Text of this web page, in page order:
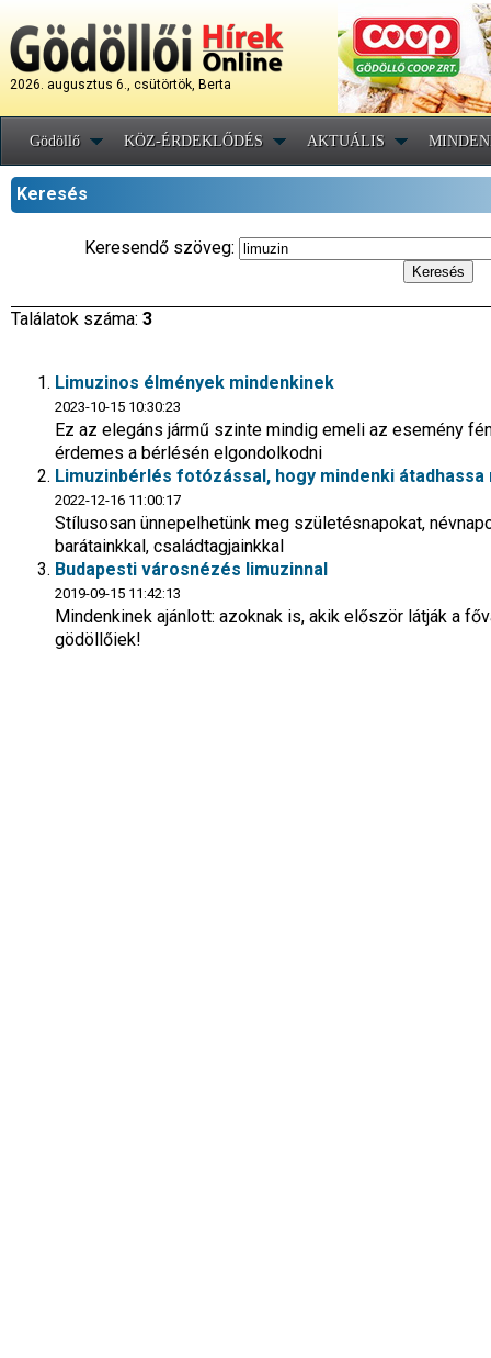
2026. augusztus 6., csütörtök, Berta
Gödöllő KÖZ-ÉRDEKLŐDÉS AKTUÁLIS
Keresés
Keresendő szöveg:
Találatok száma: 3
Limuzinos élmények mindenkinek
2023-10-15 10:30:23
Ez az elegáns jármű szinte mindig emeli az esemény
érdemes a bérlésén elgondolkodni
Limuzinbérlés fotózással, hogy mindenki átadhassa
2022-12-16 11:00:17
Stílusosan ünnepelhetünk meg születésnapokat,
barátainkkal, családtagjainkkal
Budapesti városnézés limuzinnal
2019-09-15 11:42:13
Mindenkinek ajánlott: azoknak is, akik először látják a
gödöllőiek!